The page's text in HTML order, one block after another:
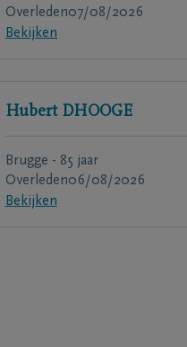
Overleden07/08/2026
Bekijken
Hubert DHOOGE
Brugge - 85 jaar
Overleden06/08/2026
Bekijken